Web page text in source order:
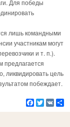
Для победы
лишь командными
участникам могут
и т. п.).
предлагается
ликвидировать цель
побеждает.
Facebook
Twitter
VK